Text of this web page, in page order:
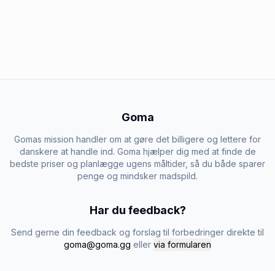
Goma
Gomas mission handler om at gøre det billigere og lettere for
danskere at handle ind. Goma hjælper dig med at finde de
bedste priser og planlægge ugens måltider, så du både sparer
penge og mindsker madspild.
Har du feedback?
Send gerne din feedback og forslag til forbedringer direkte til
goma@goma.gg eller via formularen